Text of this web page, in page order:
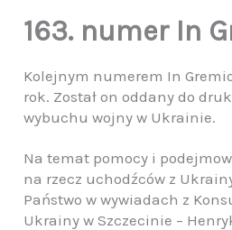
163. numer In
Kolejnym numerem In
rok. Został on oddany do
wybuchu wojny w Ukrainie.
Na temat pomocy i
na rzecz uchodźców z
Państwo w wywiadach z
Ukrainy w Szczecinie –